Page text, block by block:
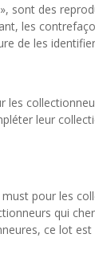
sont des
les
de les
leur
pour les
qui
ce lot